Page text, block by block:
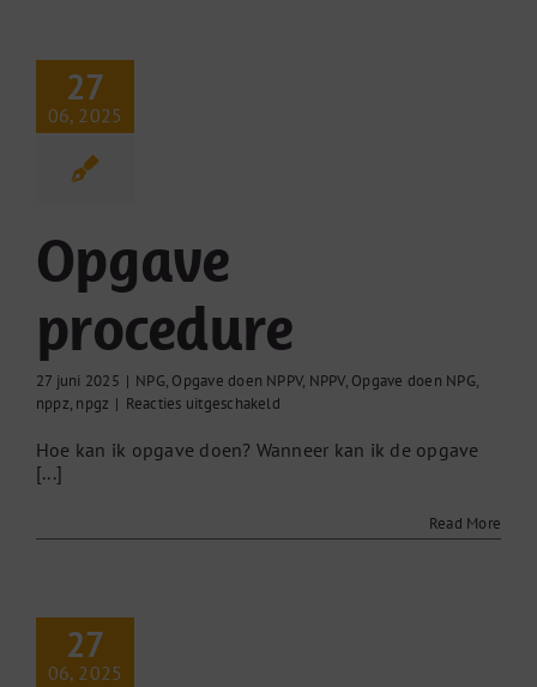
27
06, 2025
Opgave
procedure
27 juni 2025 | NPG, Opgave doen NPPV, NPPV, Opgave doen NPG,
nppz, npgz | Reacties uitgeschakeldvoor
procedure
Hoe kan ik opgave doen? Wanneer kan ik de opgave
[...]
Read More
27
06, 2025